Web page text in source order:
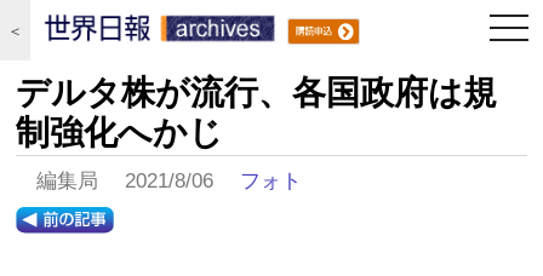
＜
デルタ株が流行、各国政府は規
制強化へかじ
編集局 2021/8/06 フォト